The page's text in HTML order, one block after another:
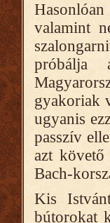
valamint
próbálja
gyakoriak
ugyanis
passzív
azt követő
Bach-
Kis
bútorokat